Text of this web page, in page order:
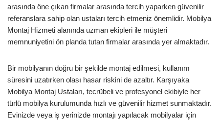
arasında öne çıkan firmalar arasında tercih yaparken güvenilir
referanslara sahip olan ustaları tercih etmeniz önemlidir. Mobilya
Montaj Hizmeti alanında uzman ekipleri ile müşteri
memnuniyetini ön planda tutan firmalar arasında yer almaktadır.
Bir mobilyanın doğru bir şekilde montaj edilmesi, kullanım
süresini uzatırken olası hasar riskini de azaltır. Karşıyaka
Mobilya Montaj Ustaları, tecrübeli ve profesyonel ekibiyle her
türlü mobilya kurulumunda hızlı ve güvenilir hizmet sunmaktadır.
Evinizde veya iş yerinizde montajı yapılacak mobilyalar için